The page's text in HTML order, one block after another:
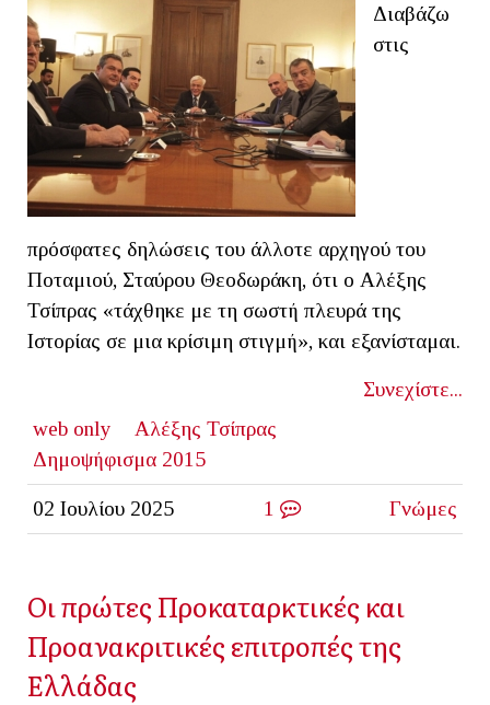
Διαβάζω
στις
πρόσφατες δηλώσεις του άλλοτε αρχηγού του
Ποταμιού, Σταύρου Θεοδωράκη, ότι ο Αλέξης
Τσίπρας «τάχθηκε με τη σωστή πλευρά της
Ιστορίας σε μια κρίσιμη στιγμή», και εξανίσταμαι.
Συνεχίστε...
web only
Αλέξης Τσίπρας
Δημοψήφισμα 2015
02 Ιουλίου 2025 1 Γνώμες
Οι πρώτες Προκαταρκτικές και
Προανακριτικές επιτροπές της
Ελλάδας